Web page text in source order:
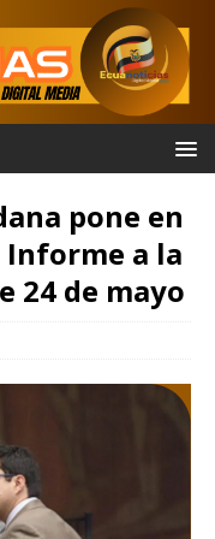
pone en
Informe a la
24 de mayo